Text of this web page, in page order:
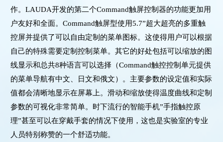
作。LAUDA开发的第二个Command触屏控制器的功能更加用
户友好和全面。Command触屏型使用5.7”超大超亮的多重触
控屏并提供了可以自由定制的菜单图标。这使得用户可以根据
自己的特殊需要定制控制菜单。其它的好处包括可以缩放的图
线显示和总共8种语言可以选择（Command触控控制单元提供
的菜单导航有中文、日文和俄文）。主要参数的设定值和实际
值都会清晰地显示在屏幕上。滑动和缩放使得温度曲线和定制
参数的可视化非常简单。时下流行的智能手机”手指触控原
理”甚至可以在穿戴手套的情况下使用，这也是实验室的专业
人员特别称赞的一个舒适功能。